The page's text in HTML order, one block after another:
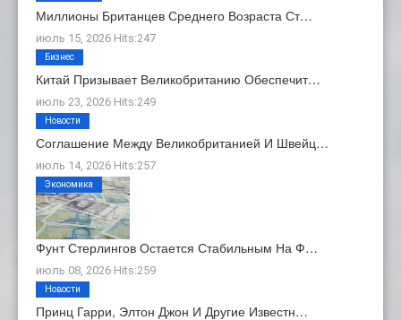
Миллионы Британцев Среднего Возраста Ст…
июль 15, 2026 Hits:247
Китай Призывает Великобританию Обеспечит…
июль 23, 2026 Hits:249
Бизнес
Соглашение Между Великобританией И Швейц…
июль 14, 2026 Hits:257
Новости
Фунт Стерлингов Остается Стабильным На Ф…
июль 08, 2026 Hits:259
Экономика
Принц Гарри, Элтон Джон И Другие Известн…
Новости